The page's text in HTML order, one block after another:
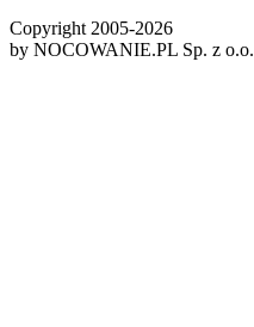
Copyright 2005-2026
by NOCOWANIE.PL Sp. z o.o.